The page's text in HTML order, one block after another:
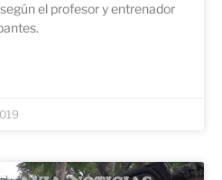
el profesor y entrenador